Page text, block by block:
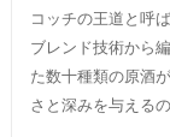
コッチの王道と呼
ブレンド技術から
た数十種類の原酒
さと深みを与えるの